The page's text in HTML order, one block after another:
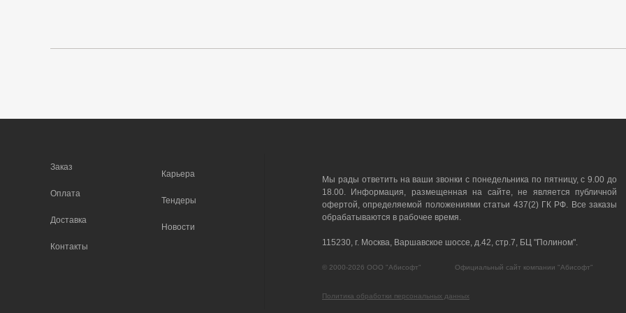
Заказ
Оплата
Доставка
Контакты
Карьера
Тендеры
Новости
Мы рады ответить на ваши звонки с понедельника по пятницу, с 9.00 до
18.00. Информация, размещенная на сайте, не является публичной
офертой, определяемой положениями статьи 437(2) ГК РФ. Все заказы
обрабатываются в рабочее время.
115230, г. Москва, Варшавское шоссе, д.42, стр.7, БЦ "Полином".
© 2000-2026 ООО "Абисофт" Официальный сайт компании "Абисофт"
Политика обработки персональных данных